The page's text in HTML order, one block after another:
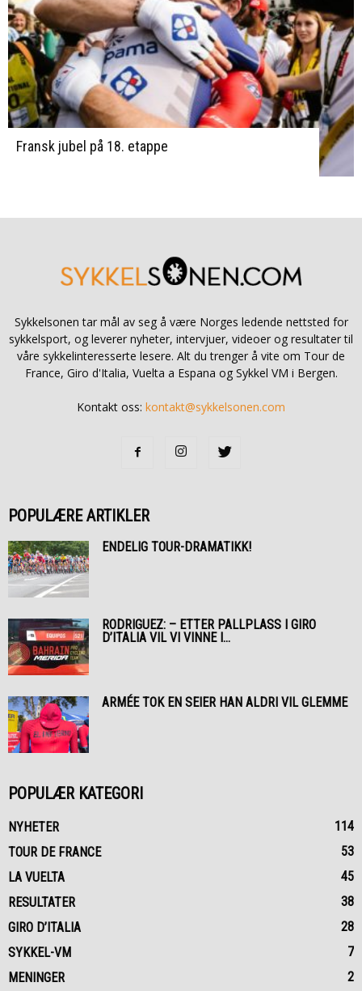
Fransk jubel på 18. etappe
Sykkelsonen tar mål av seg å være Norges ledende nettsted for
sykkelsport, og leverer nyheter, intervjuer, videoer og resultater til
våre sykkelinteresserte lesere. Alt du trenger å vite om Tour de
France, Giro d'Italia, Vuelta a Espana og Sykkel VM i Bergen.
Kontakt oss: kontakt@sykkelsonen.com
POPULÆRE ARTIKLER
ENDELIG TOUR-DRAMATIKK!
RODRIGUEZ: – ETTER PALLPLASS I GIRO
D’ITALIA VIL VI VINNE I...
ARMÉE TOK EN SEIER HAN ALDRI VIL GLEMME
POPULÆR KATEGORI
NYHETER
114
TOUR DE FRANCE
53
LA VUELTA
45
RESULTATER
38
GIRO D’ITALIA
28
SYKKEL-VM
7
MENINGER
2